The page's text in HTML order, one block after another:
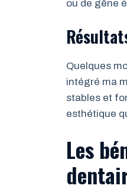
ou de gêne
Quelques
intégré ma
stables et
esthétique
Les